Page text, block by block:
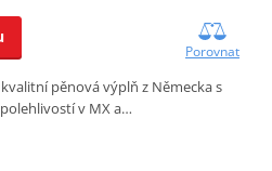
Porovnat
pěnová výplň z Německa s
v MX a…